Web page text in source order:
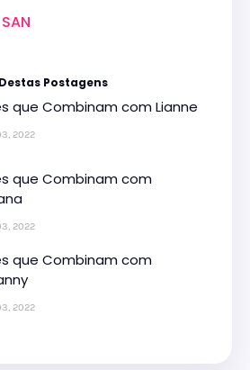
Postagens
que Combinam com Lianne
2022
que Combinam com
2022
que Combinam com
2022